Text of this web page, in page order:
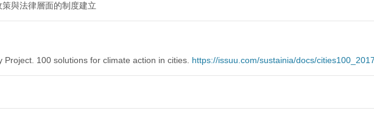
與法律層面的制度建立
Project. 100 solutions for climate action in cities. https://issuu.com/sustainia/docs/cities100_2017